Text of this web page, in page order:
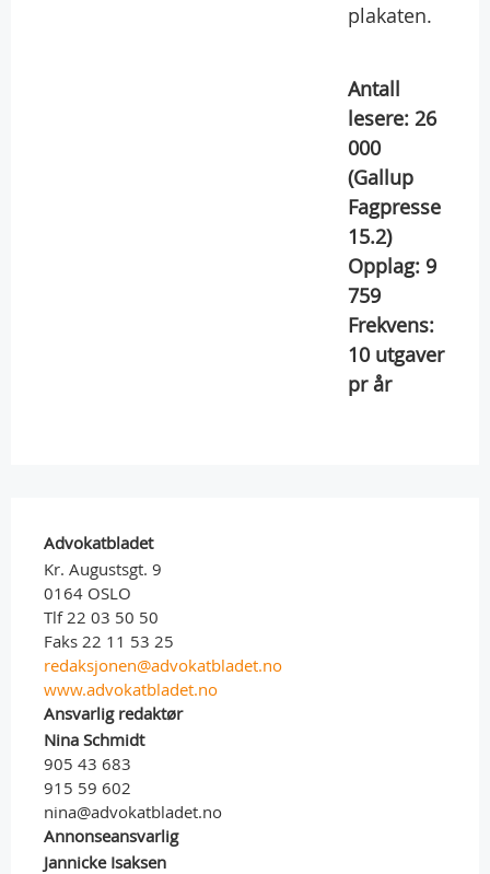
plakaten.
Antall
lesere: 26
000
(Gallup
Fagpresse
15.2)
Opplag: 9
759
Frekvens:
10 utgaver
pr år
Advokatbladet
Kr. Augustsgt. 9
0164 OSLO
Tlf 22 03 50 50
Faks 22 11 53 25
redaksjonen@advokatbladet.no
www.advokatbladet.no
Ansvarlig redaktør
Nina Schmidt
905 43 683
915 59 602
nina@advokatbladet.no
Annonseansvarlig
Jannicke Isaksen